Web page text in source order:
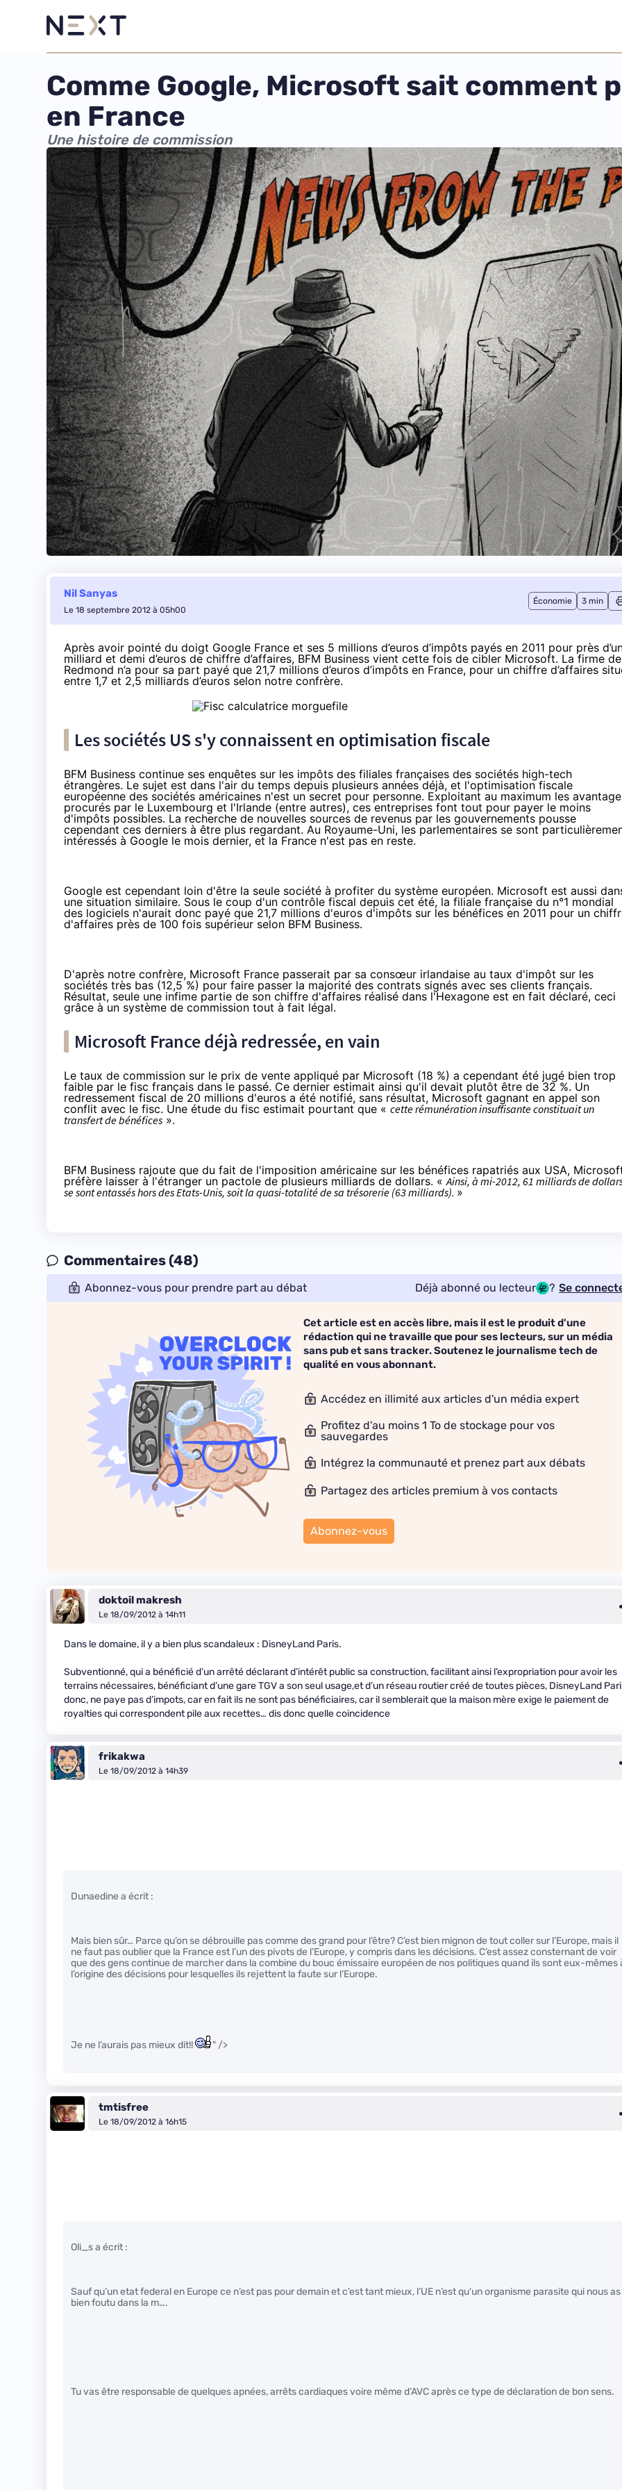
Comme Google, Microsoft sait comment
en France
Une histoire de commission
Nil Sanyas
Le 18 septembre 2012 à 05h00
Économie 3 min
Après avoir pointé du doigt Google France et ses 5 millions d’euros d’impôts payés en 2011 pour près
milliard et demi d’euros de chiffre d’affaires, BFM Business vient cette fois de cibler Microsoft. La firme de
Redmond n’a pour sa part payé que 21,7 millions d’euros d’impôts en France, pour un chiffre d’affaires
entre 1,7 et 2,5 milliards d’euros selon notre confrère.
Les sociétés US s'y connaissent en optimisation fiscale
BFM Business continue ses enquêtes sur les impôts des filiales françaises des sociétés high-tech
étrangères. Le sujet est dans l'air du temps depuis plusieurs années déjà, et l'optimisation fiscale
européenne des sociétés américaines n'est un secret pour personne. Exploitant au maximum les
procurés par le Luxembourg et l'Irlande (entre autres), ces entreprises font tout pour payer le moins
d'impôts possibles. La recherche de nouvelles sources de revenus par les gouvernements pousse
cependant ces derniers à être plus regardant. Au Royaume-Uni, les parlementaires se sont
intéressés à Google le mois dernier, et la France n'est pas en reste.
Google est cependant loin d'être la seule société à profiter du système européen. Microsoft est aussi
une situation similaire. Sous le coup d'un contrôle fiscal depuis cet été, la filiale française du n°1 mondial
des logiciels n'aurait donc payé que 21,7 millions d'euros d'impôts sur les bénéfices en 2011 pour un
d'affaires près de 100 fois supérieur selon BFM Business.
D'après notre confrère, Microsoft France passerait par sa consœur irlandaise au taux d'impôt sur les
sociétés très bas (12,5 %) pour faire passer la majorité des contrats signés avec ses clients français.
Résultat, seule une infime partie de son chiffre d'affaires réalisé dans l'Hexagone est en fait déclaré, ceci
grâce à un système de commission tout à fait légal.
Microsoft France déjà redressée, en vain
Le taux de commission sur le prix de vente appliqué par Microsoft (18 %) a cependant été jugé bien trop
faible par le fisc français dans le passé. Ce dernier estimait ainsi qu'il devait plutôt être de 32 %. Un
redressement fiscal de 20 millions d'euros a été notifié, sans résultat, Microsoft gagnant en appel son
conflit avec le fisc. Une étude du fisc estimait pourtant que « cette rémunération insuffisante constituait un
transfert de bénéfices ».
BFM Business rajoute que du fait de l'imposition américaine sur les bénéfices rapatriés aux USA,
préfère laisser à l'étranger un pactole de plusieurs milliards de dollars. «Ainsi, à mi-2012, 61 milliards de
se sont entassés hors des Etats-Unis, soit la quasi-totalité de sa trésorerie (63 milliards). »
Commentaires (48)
Abonnez-vous pour prendre part au débat Déjà abonné ou lecteur ? Se
Cet article est en accès libre, mais il est le produit d'une
rédaction qui ne travaille que pour ses lecteurs, sur un média
sans pub et sans tracker. Soutenez le journalisme tech de
qualité en vous abonnant.
Accédez en illimité aux articles d'un média expert
Profitez d'au moins 1 To de stockage pour vos
sauvegardes
Intégrez la communauté et prenez part aux débats
Partagez des articles premium à vos contacts
Abonnez-vous
doktoil makresh
Le 18/09/2012 à 14h11
Dans le domaine, il y a bien plus scandaleux : DisneyLand Paris.
Subventionné, qui a bénéficié d’un arrêté déclarant d’intérêt public sa construction, facilitant ainsi l’expropriation pour avoir les
terrains nécessaires, bénéficiant d’une gare TGV a son seul usage,et d’un réseau routier créé de toutes pièces, DisneyLand
donc, ne paye pas d’impots, car en fait ils ne sont pas bénéficiaires, car il semblerait que la maison mère exige le paiement de
royalties qui correspondent pile aux recettes… dis donc quelle coincidence
frikakwa
Le 18/09/2012 à 14h39
Dunaedine a écrit :
Mais bien sûr… Parce qu’on se débrouille pas comme des grand pour l’être? C’est bien mignon de tout coller sur l’Europe, mais il
ne faut pas oublier que la France est l’un des pivots de l’Europe, y compris dans les décisions. C’est assez consternant de voir
que des gens continue de marcher dans la combine du bouc émissaire européen de nos politiques quand ils sont eux-mêmes
l’origine des décisions pour lesquelles ils rejettent la faute sur l’Europe.
Je ne l’aurais pas mieux dit!! " />
tmtisfree
Le 18/09/2012 à 16h15
Oli_s a écrit :
Sauf qu’un etat federal en Europe ce n’est pas pour demain et c’est tant mieux, l’UE n’est qu’un organisme parasite qui nous as
bien foutu dans la m….
Tu vas être responsable de quelques apnées, arrêts cardiaques voire même d’AVC après ce type de déclaration de bon sens.